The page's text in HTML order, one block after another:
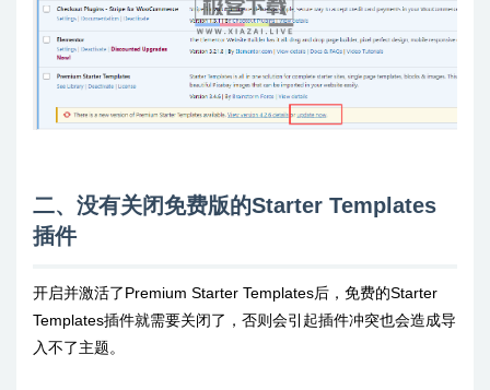
二、没有关闭免费版的Starter Templates
插件
开启并激活了Premium Starter Templates后，免费的Starter
Templates插件就需要关闭了，否则会引起插件冲突也会造成导
入不了主题。